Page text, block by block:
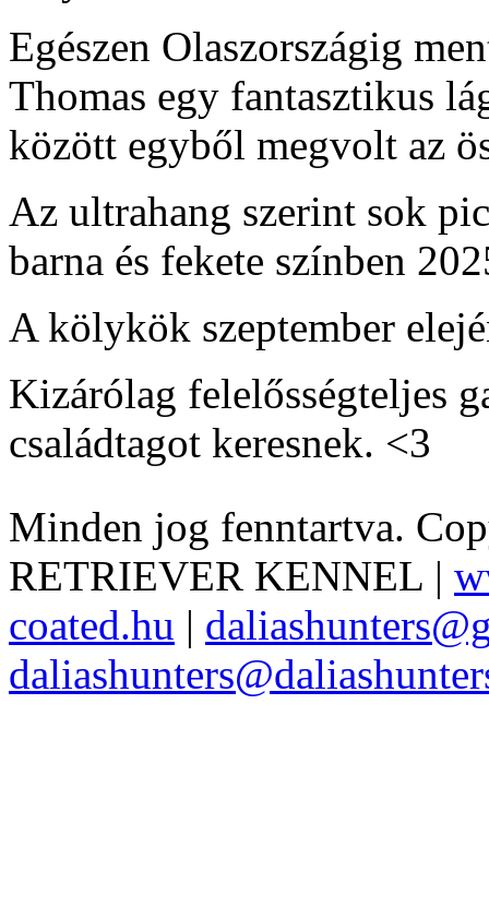
Egészen Olaszországig
Thomas egy fantasztikus
között egyből megvolt az
Az ultrahang szerint sok
barna és fekete színben
A kölykök szeptember
Kizárólag felelősségteljes
családtagot keresnek. <3
Minden jog fenntartva.
RETRIEVER KENNEL |
coated.hu |